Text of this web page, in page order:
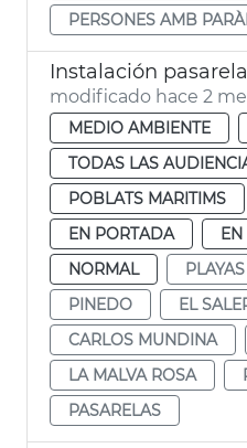
PERSONES AMB
Instalación
modificado hace 2
MEDIO AMBIENTE
TODAS LAS
POBLATS MARITIMS
EN PORTADA
NORMAL
PLAYAS
PINEDO
EL
CARLOS MUNDINA
LA MALVA ROSA
PASARELAS